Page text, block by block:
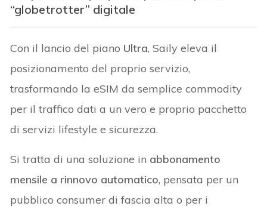
“globetrotter” digitale
Con il lancio del piano Ultra, Saily eleva il
posizionamento del proprio servizio,
trasformando la eSIM da semplice commodity
per il traffico dati a un vero e proprio pacchetto
di servizi lifestyle e sicurezza.
Si tratta di una soluzione in abbonamento
mensile a rinnovo automatico, pensata per un
pubblico consumer di fascia alta o per i